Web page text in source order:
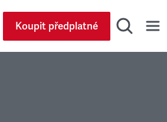
Koupit předplatné